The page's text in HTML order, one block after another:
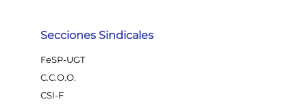
Secciones Sindicales
FeSP-UGT
C.C.O.O.
CSI-F